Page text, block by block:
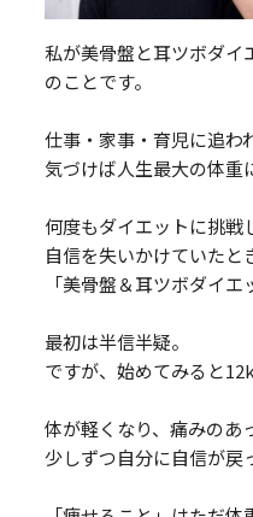
私が美骨盤と耳ツボダイ
のことです。
仕事・家事・育児に追わ
気づけば人生最大の体重
何度もダイエットに挑戦
自信を失いかけていたと
「美骨盤＆耳ツボダイエ
最初は半信半疑。
ですが、始めてみると
体が軽くなり、痛みのあ
少しずつ自分に自信が戻